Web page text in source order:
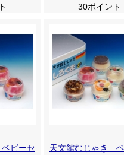
30ポイント
ビーセ
天文館むじゃき